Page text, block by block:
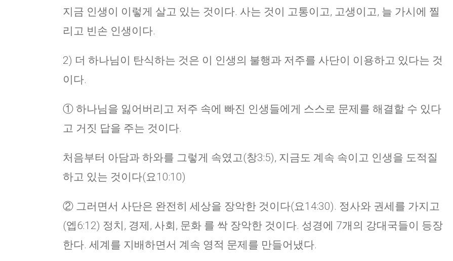
지금 인생이 이렇게 살고 있는 것이다. 사는 것이 고통이고, 고생이고, 늘 가시에 찔
리고 빈손 인생이다.
2) 더 하나님이 탄식하는 것은 이 인생의 불행과 저주를 사단이 이용하고 있다는 것
이다.
① 하나님을 잃어버리고 저주 속에 빠진 인생들에게 스스로 문제를 해결할 수 있다
고 거짓 답을 주는 것이다.
처음부터 아담과 하와를 그렇게 속였고(창3:5), 지금도 계속 속이고 인생을 도적질
하고 있는 것이다(요10:10)
② 그러면서 사단은 완전히 세상을 장악한 것이다(요14:30). 정사와 권세를 가지고
(엡6:12) 정치, 경제, 사회, 문화 를 싹 장악한 것이다. 성경에 7개의 강대국들이 등장
한다. 세계를 지배하면서 계속 영적 문제를 만들어냈다.
CHURCH BULLETIN (교회주보)